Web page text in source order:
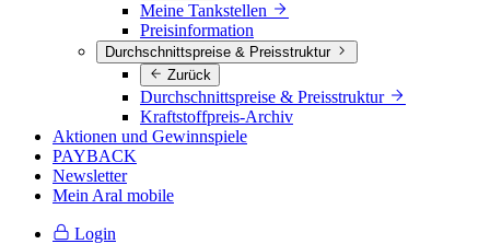
Meine Tankstellen
Preisinformation
Durchschnittspreise & Preisstruktur
Zurück
Durchschnittspreise & Preisstruktur
Kraftstoffpreis-Archiv
Aktionen und Gewinnspiele
PAYBACK
Newsletter
Mein Aral mobile
Login